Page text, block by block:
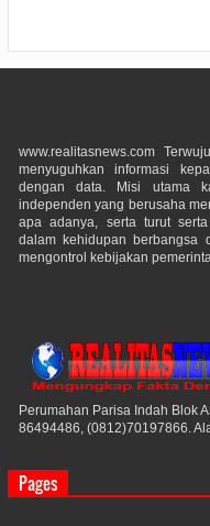
www.realitasnews.com
menyuguhkan informasi
dengan data. Misi utama
independen yang berusaha
apa adanya, serta turut
dalam kehidupan berbangsa
mengontrol kebijakan
Perumahan Parisa Indah Blok
86494486, (0812)70197866.
Pages